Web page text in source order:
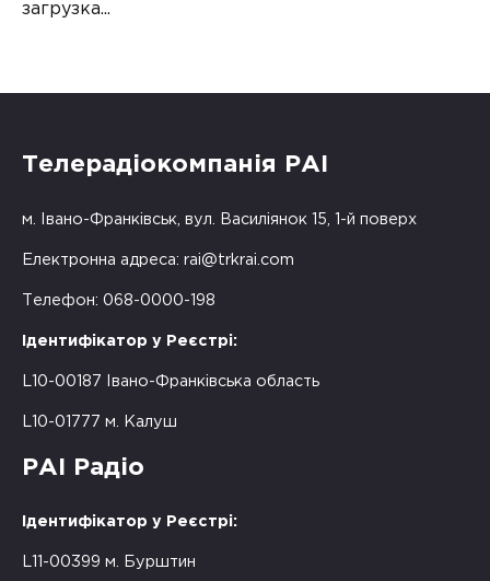
загрузка...
Телерадіокомпанія РАІ
м. Івано-Франківськ, вул. Василіянок 15, 1-й поверх
Електронна адреса: rai@trkrai.com
Телефон: 068-0000-198
Ідентифікатор у Реєстрі:
L10-00187 Івано-Франківська область
L10-01777 м. Калуш
РАІ Радіо
Ідентифікатор у Реєстрі:
L11-00399 м. Бурштин